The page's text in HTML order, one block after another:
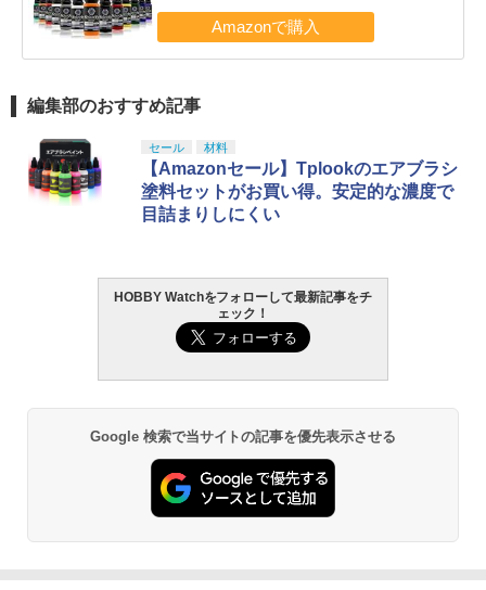
編集部のおすすめ記事
セール 材料
【Amazonセール】Tplookのエアブラシ
塗料セットがお買い得。安定的な濃度で
目詰まりしにくい
HOBBY Watchをフォローして最新記事をチ
ェック！
Google 検索で当サイトの記事を優先表示させる